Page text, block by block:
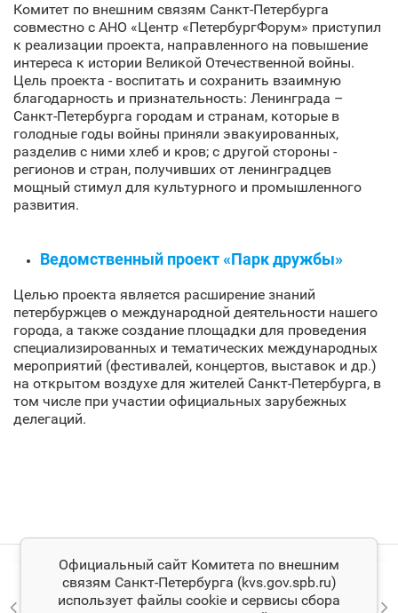
Комитет по внешним связям Санкт‑Петербурга
совместно с АНО «Центр «ПетербургФорум» приступил
к реализации проекта, направленного на повышение
интереса к истории Великой Отечественной войны.
Цель проекта - воспитать и сохранить взаимную
благодарность и признательность: Ленинграда –
Санкт‑Петербурга городам и странам, которые в
голодные годы войны приняли эвакуированных,
разделив с ними хлеб и кров; с другой стороны -
регионов и стран, получивших от ленинградцев
мощный стимул для культурного и промышленного
развития.
Ведомственный проект «Парк дружбы»
Целью проекта является расширение знаний
петербуржцев о международной деятельности нашего
города, а также создание площадки для проведения
специализированных и тематических международных
мероприятий (фестивалей, концертов, выставок и др.)
на открытом воздухе для жителей Санкт‑Петербурга, в
том числе при участии официальных зарубежных
делегаций.
Официальный сайт Комитета по внешним
связям Санкт‑Петербурга (kvs.gov.spb.ru)
использует файлы cookie и сервисы сбора